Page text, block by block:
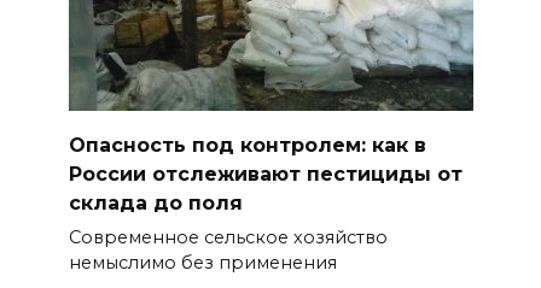
Опасность под контролем: как в
России отслеживают пестициды от
склада до поля
Современное сельское хозяйство
немыслимо без применения